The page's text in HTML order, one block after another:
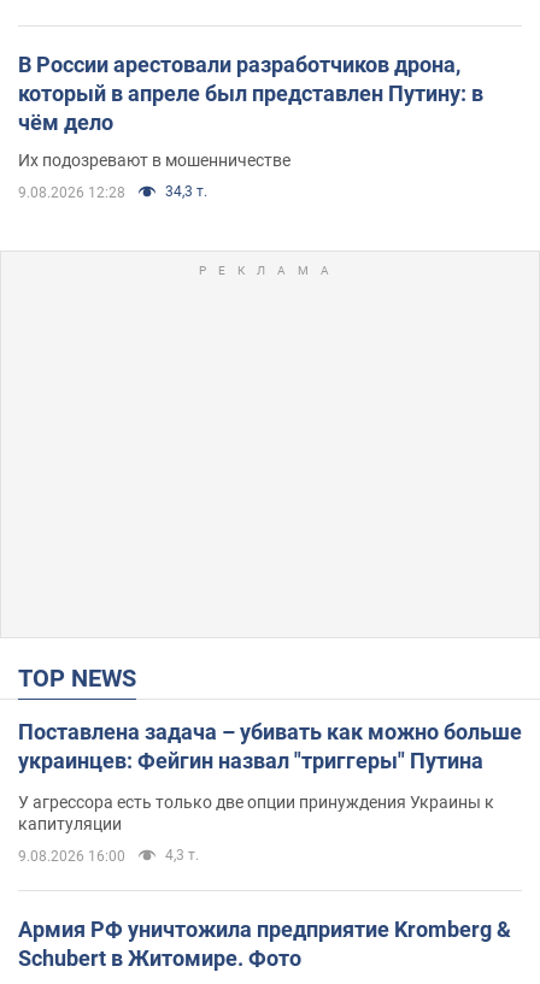
В России арестовали разработчиков дрона,
который в апреле был представлен Путину: в
чём дело
Их подозревают в мошенничестве
9.08.2026 12:28 34,3 т.
TOP NEWS
Поставлена задача – убивать как можно больше
украинцев: Фейгин назвал "триггеры" Путина
У агрессора есть только две опции принуждения Украины к
капитуляции
9.08.2026 16:00 4,3 т.
Армия РФ уничтожила предприятие Kromberg &
Schubert в Житомире. Фото